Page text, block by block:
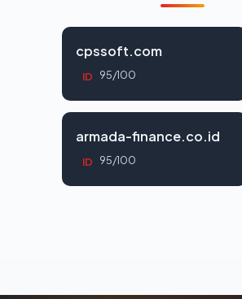
cpssoft.com
ID 95/100
armada-finance.co.id
ID 95/100